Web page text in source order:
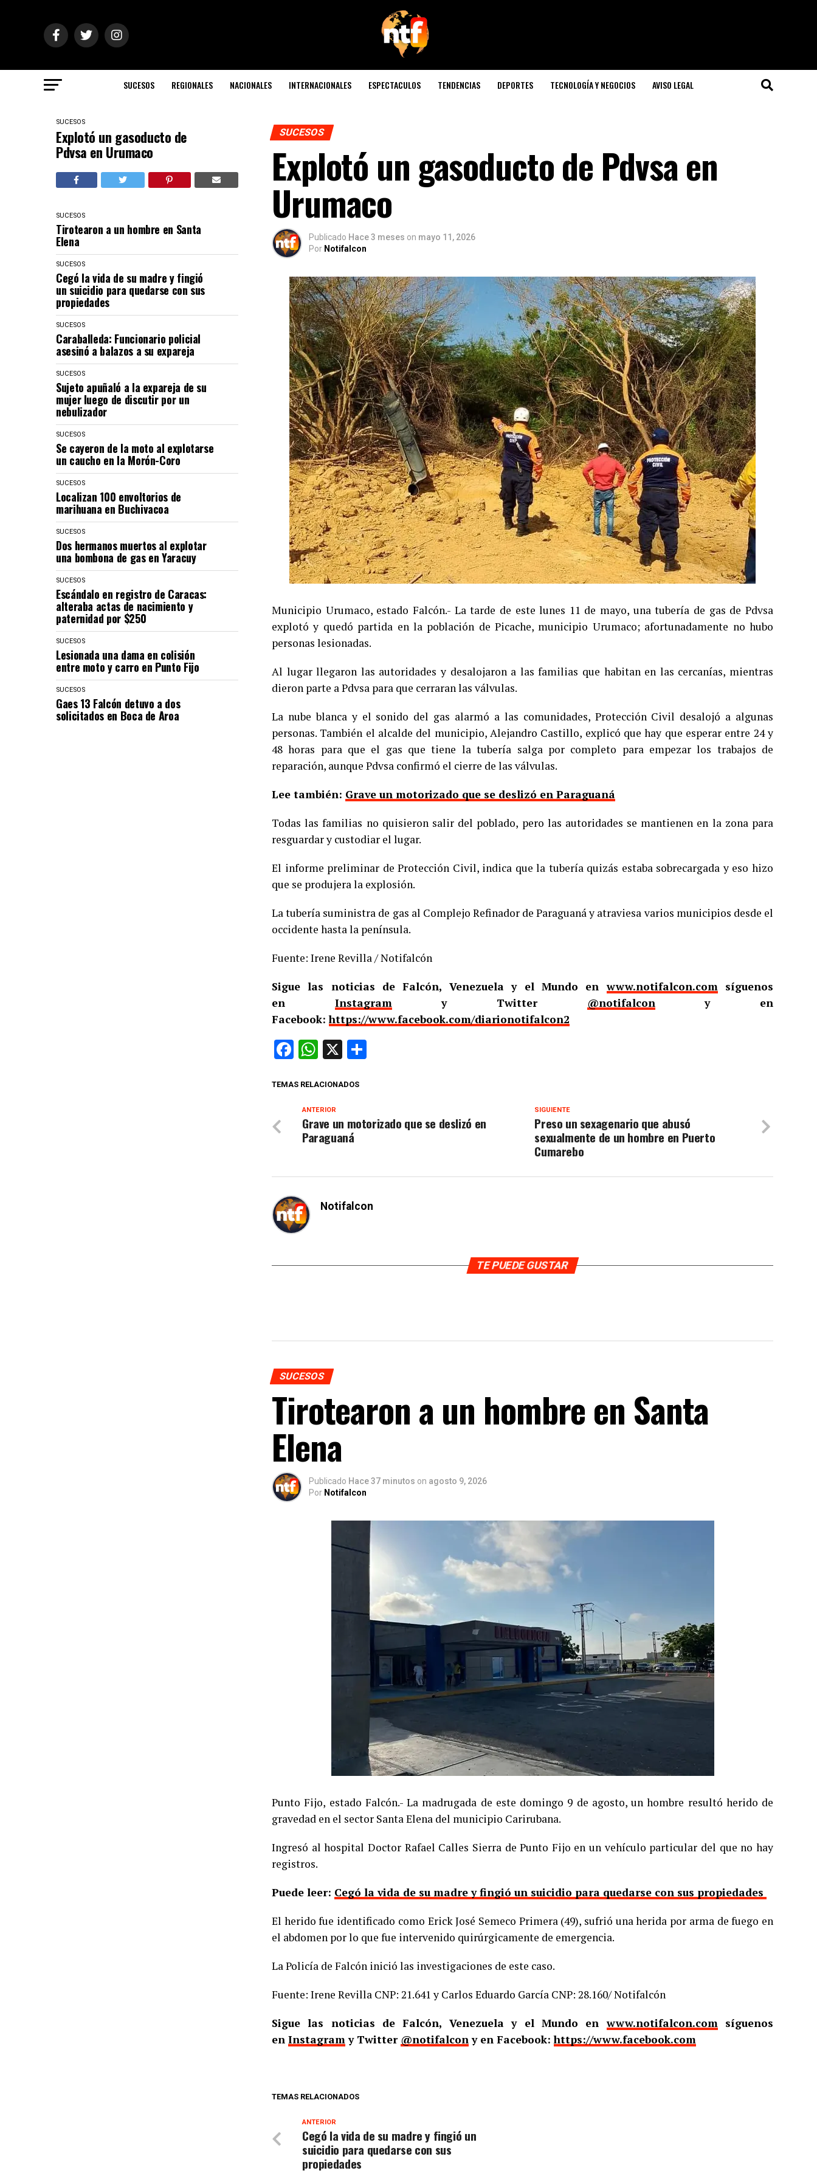
SUCESOS REGIONALES NACIONALES INTERNACIONALES ESPECTACULOS TENDENCIAS DEPORTES TECNOLOGÍA Y NEGOCIOS AVISO LEGAL
SUCESOS
Explotó un gasoducto de
Pdvsa en Urumaco
SUCESOS
Tirotearon a un hombre en Santa
Elena
SUCESOS
Cegó la vida de su madre y fingió
un suicidio para quedarse con sus
propiedades
SUCESOS
Caraballeda: Funcionario policial
asesinó a balazos a su expareja
SUCESOS
Sujeto apuñaló a la expareja de su
mujer luego de discutir por un
nebulizador
SUCESOS
Se cayeron de la moto al explotarse
un caucho en la Morón-Coro
SUCESOS
Localizan 100 envoltorios de
marihuana en Buchivacoa
SUCESOS
Dos hermanos muertos al explotar
una bombona de gas en Yaracuy
SUCESOS
Escándalo en registro de Caracas:
alteraba actas de nacimiento y
paternidad por $250
SUCESOS
Lesionada una dama en colisión
entre moto y carro en Punto Fijo
SUCESOS
Gaes 13 Falcón detuvo a dos
solicitados en Boca de Aroa
SUCESOS
Explotó un gasoducto de Pdvsa en
Urumaco
Publicado Hace 3 meses on mayo 11, 2026
Por Notifalcon
Municipio Urumaco, estado Falcón.- La tarde de este lunes 11 de mayo, una tubería de gas de Pdvsa
explotó y quedó partida en la población de Picache, municipio Urumaco; afortunadamente no hubo
personas lesionadas.
Al lugar llegaron las autoridades y desalojaron a las familias que habitan en las cercanías, mientras
dieron parte a Pdvsa para que cerraran las válvulas.
La nube blanca y el sonido del gas alarmó a las comunidades, Protección Civil desalojó a algunas
personas. También el alcalde del municipio, Alejandro Castillo, explicó que hay que esperar entre 24 y
48 horas para que el gas que tiene la tubería salga por completo para empezar los trabajos de
reparación, aunque Pdvsa confirmó el cierre de las válvulas.
Lee también: Grave un motorizado que se deslizó en Paraguaná
Todas las familias no quisieron salir del poblado, pero las autoridades se mantienen en la zona para
resguardar y custodiar el lugar.
El informe preliminar de Protección Civil, indica que la tubería quizás estaba sobrecargada y eso hizo
que se produjera la explosión.
La tubería suministra de gas al Complejo Refinador de Paraguaná y atraviesa varios municipios desde el
occidente hasta la península.
Fuente: Irene Revilla / Notifalcón
Sigue las noticias de Falcón, Venezuela y el Mundo enwww.notifalcon.comsíguenos
en Instagramy Twitter @notifalcony en
Facebook:https://www.facebook.com/diarionotifalcon2
Facebook
WhatsApp
X
TEMAS RELACIONADOS
SIGUIENTE
Preso un sexagenario que abusó
sexualmente de un hombre en Puerto
Cumarebo
ANTERIOR
Grave un motorizado que se deslizó en
Paraguaná
Notifalcon
TE PUEDE GUSTAR
SUCESOS
Tirotearon a un hombre en Santa
Elena
Publicado Hace 37 minutos on agosto 9, 2026
Por Notifalcon
Punto Fijo, estado Falcón.- La madrugada de este domingo 9 de agosto, un hombre resultó herido de
gravedad en el sector Santa Elena del municipio Carirubana.
Ingresó al hospital Doctor Rafael Calles Sierra de Punto Fijo en un vehículo particular del que no hay
registros.
Puede leer: Cegó la vida de su madre y fingió un suicidio para quedarse con sus propiedades
El herido fue identificado como Erick José Semeco Primera (49), sufrió una herida por arma de fuego en
el abdomen por lo que fue intervenido quirúrgicamente de emergencia.
La Policía de Falcón inició las investigaciones de este caso.
Fuente: Irene Revilla CNP: 21.641 y Carlos Eduardo García CNP: 28.160/ Notifalcón
Sigue las noticias de Falcón, Venezuela y el Mundo enwww.notifalcon.comsíguenos
en Instagramy Twitter @notifalcony en Facebook:https://www.facebook.com
TEMAS RELACIONADOS
ANTERIOR
Cegó la vida de su madre y fingió un
suicidio para quedarse con sus
propiedades